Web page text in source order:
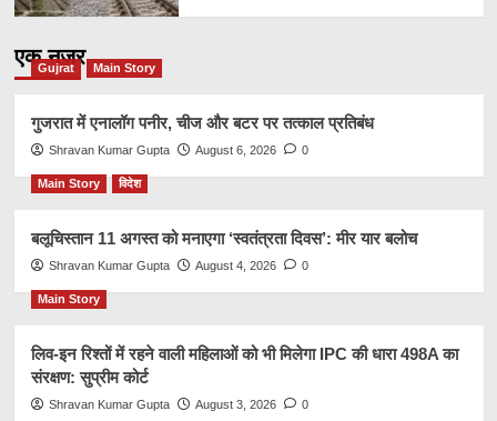
एक नज़र
Gujrat Main Story
गुजरात में एनालॉग पनीर, चीज और बटर पर तत्काल प्रतिबंध
Shravan Kumar Gupta August 6, 2026 0
Main Story विदेश
बलूचिस्तान 11 अगस्त को मनाएगा ‘स्वतंत्रता दिवस’: मीर यार बलोच
Shravan Kumar Gupta August 4, 2026 0
Main Story
लिव-इन रिश्तों में रहने वाली महिलाओं को भी मिलेगा IPC की धारा 498A का
संरक्षण: सुप्रीम कोर्ट
Shravan Kumar Gupta August 3, 2026 0